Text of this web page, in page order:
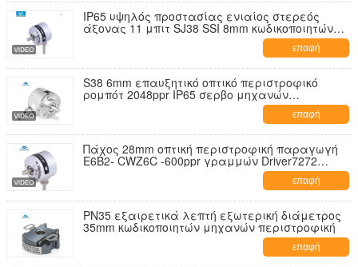
IP65 υψηλός προστασίας ενιαίος στερεός
άξονας 11 μπιτ SJ38 SSI 8mm κωδικοποιητών
επαφή
S38 6mm επαυξητικό οπτικό περιστροφικό
ρομπότ 2048ppr IP65 σερβο μηχανών
επαφή
Πάχος 28mm οπτική περιστροφική παραγωγή
E6B2- CWZ6C -600ppr γραμμών Driver7272
επαφή
PN35 εξαιρετικά λεπτή εξωτερική διάμετρος
35mm κωδικοποιητών μηχανών περιστροφική
επαφή